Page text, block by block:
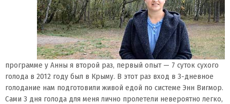
программе у Анны я второй раз, первый опыт — 7 суток сухого
голода в 2012 году был в Крыму. В этот раз вход в 3-дневное
голодание нам подготовили живой едой по системе Энн Вигмор.
Сами 3 дня голода для меня лично пролетели невероятно легко,